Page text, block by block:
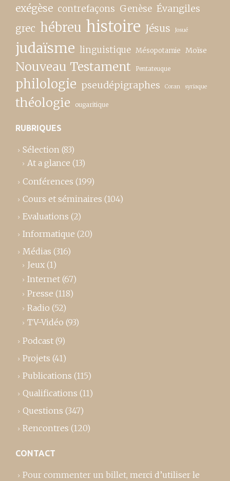
exégèse contrefaçons Genèse Évangiles
grec hébreu histoire Jésus Josué
judaïsme linguistique Mésopotamie Moïse
Nouveau Testament Pentateuque
philologie pseudépigraphes Coran syriaque
théologie ougaritique
RUBRIQUES
Sélection (83)
At a glance (13)
Conférences (199)
Cours et séminaires (104)
Evaluations (2)
Informatique (20)
Médias (316)
Jeux (1)
Internet (67)
Presse (118)
Radio (52)
TV-Vidéo (93)
Podcast (9)
Projets (41)
Publications (115)
Qualifications (11)
Questions (347)
Rencontres (120)
CONTACT
Pour commenter un billet, merci d’utiliser le